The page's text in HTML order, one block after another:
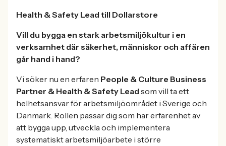
Health & Safety Lead till Dollarstore
Vill du bygga en stark arbetsmiljökultur i en
verksamhet där säkerhet, människor och affären
går hand i hand?
Vi söker nu en erfaren People & Culture Business
Partner & Health & Safety Lead som vill ta ett
helhetsansvar för arbetsmiljöområdet i Sverige och
Danmark. Rollen passar dig som har erfarenhet av
att bygga upp, utveckla och implementera
systematiskt arbetsmiljöarbete i större